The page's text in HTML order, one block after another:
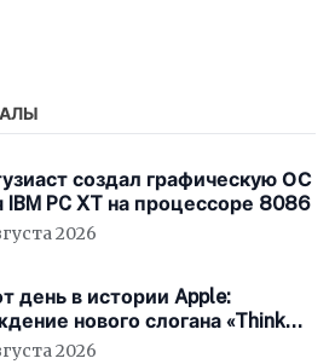
создал графическую ОС
IBM PC XT на процессоре 8086
2026
день в истории Apple:
нового слогана «Think
2026